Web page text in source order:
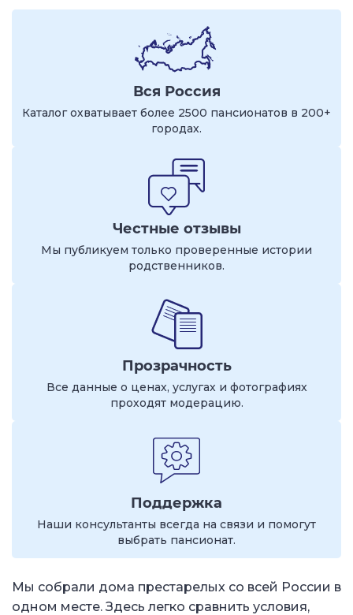
Вся Россия
Каталог охватывает более 2500 пансионатов в 200+
городах.
Честные отзывы
Мы публикуем только проверенные истории
родственников.
Прозрачность
Все данные о ценах, услугах и фотографиях
проходят модерацию.
Поддержка
Наши консультанты всегда на связи и помогут
выбрать пансионат.
Мы собрали дома престарелых со всей России в
одном месте. Здесь легко сравнить условия,